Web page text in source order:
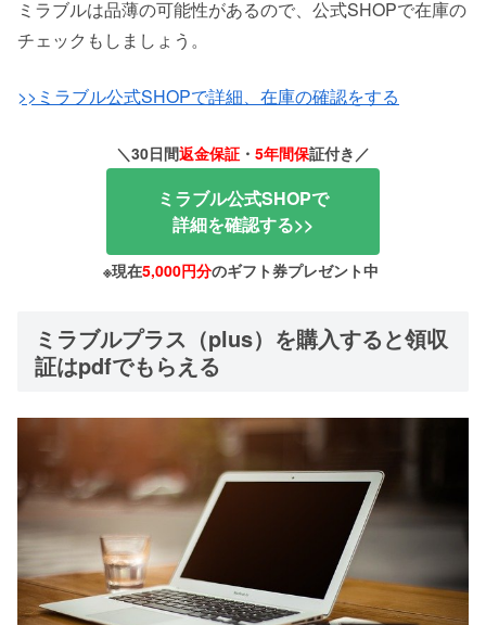
ミラブルは品薄の可能性があるので、公式SHOPで在庫の
チェックもしましょう。
>>ミラブル公式SHOPで詳細、在庫の確認をする
＼30日間返金保証 ・ 5年間保証付き／
ミラブル公式SHOPで
詳細を確認する>>
※現在5,000円分のギフト券プレゼント中
ミラブルプラス（plus）を購入すると領収
証はpdfでもらえる